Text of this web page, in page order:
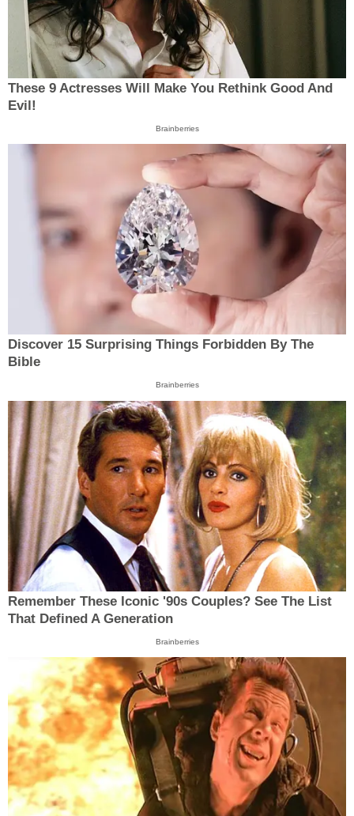
These 9 Actresses Will Make You Rethink Good And
Evil!
Brainberries
Discover 15 Surprising Things Forbidden By The
Bible
Brainberries
Remember These Iconic '90s Couples? See The List
That Defined A Generation
Brainberries